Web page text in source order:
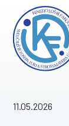
11.05.2026